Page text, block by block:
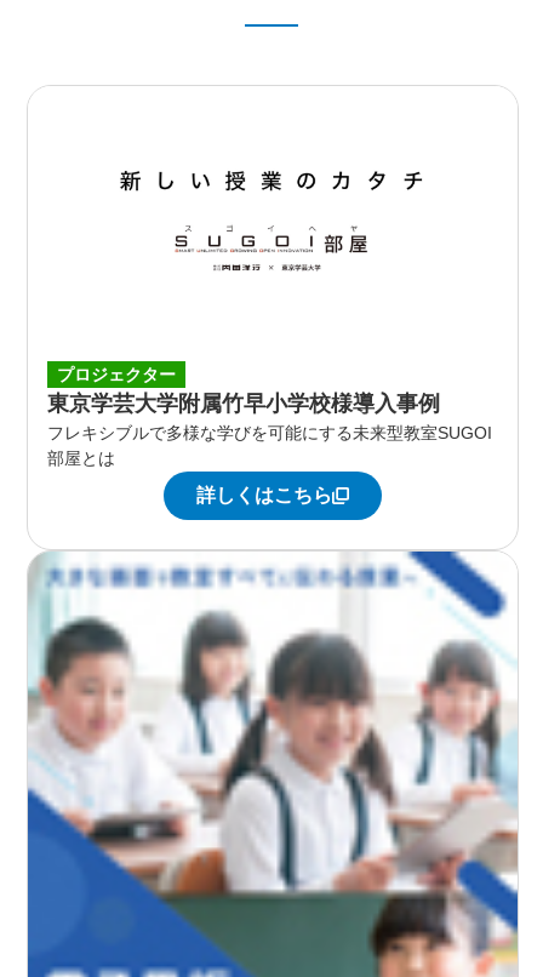
プロジェクター
東京学芸大学附属竹早小学校様導入事例
フレキシブルで多様な学びを可能にする未来型教室SUGOI
部屋とは
詳しくはこちら